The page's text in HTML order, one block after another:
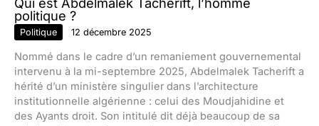
politique ?
Politique 12 décembre 2025
Nommé dans le cadre d’un remaniement gouvernemental
intervenu à la mi-septembre 2025, Abdelmalek Tacherift a
hérité d’un ministère singulier dans l’architecture
institutionnelle algérienne : celui des Moudjahidine et
des Ayants droit. Son intitulé dit déjà beaucoup de sa